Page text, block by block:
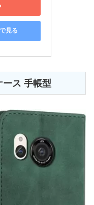
見る
ース 手帳型